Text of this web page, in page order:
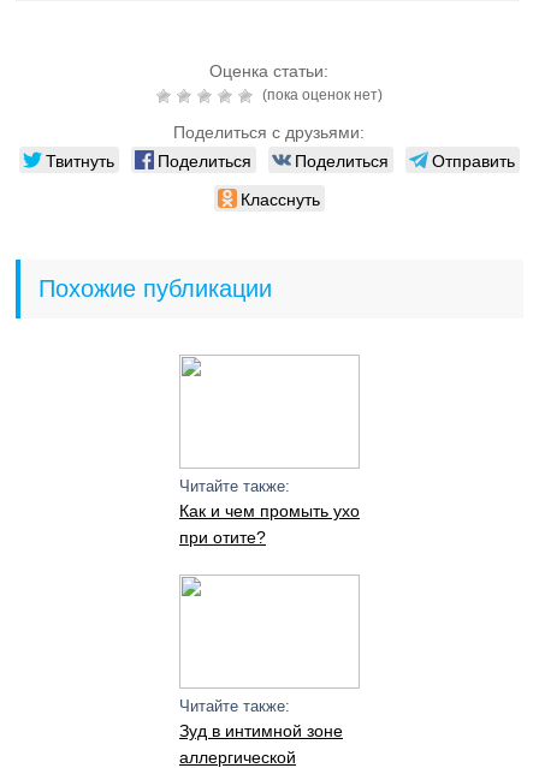
Оценка статьи:
(пока оценок нет)
Поделиться с друзьями:
Твитнуть Поделиться Поделиться
Отправить
Класснуть
Похожие публикации
Читайте также:
Как и чем промыть ухо
при отите?
Читайте также:
Зуд в интимной зоне
аллергической